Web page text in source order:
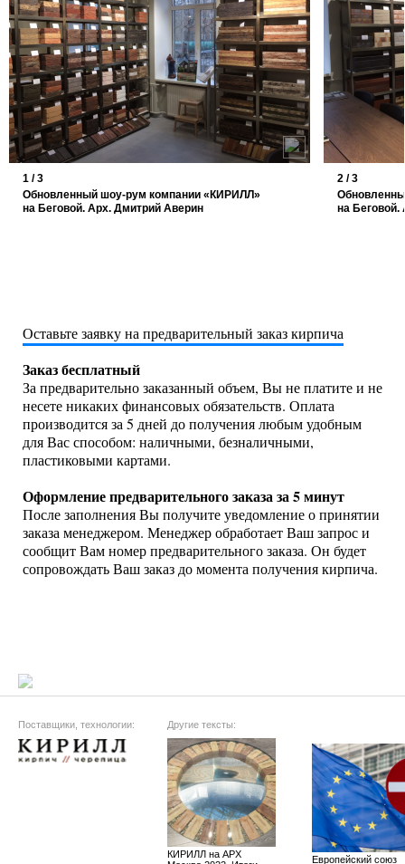
1 / 3
Обновленный шоу-рум компании «КИРИЛЛ»
на Беговой. Арх. Дмитрий Аверин
2 / 3
на
Оставьте заявку на предварительный заказ кирпича
Заказ бесплатный
За предварительно заказанный объем, Вы не платите и не
несете никаких финансовых обязательств. Оплата
производится за 5 дней до получения любым удобным
для Вас способом: наличными, безналичными,
пластиковыми картами.
Оформление предварительного заказа за 5 минут
После заполнения Вы получите уведомление о принятии
заказа менеджером. Менеджер обработает Ваш запрос и
сообщит Вам номер предварительного заказа. Он будет
сопровождать Ваш заказ до момента получения кирпича.
Поставщики, технологии: Другие тексты:
КИРИЛЛ на АРХ
Европейский союз